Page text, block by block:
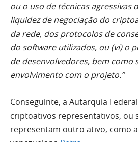
ou o uso de técnicas agressivas
liquidez de negociação do
da rede, dos protocolos de
do software utilizados, ou (vi) o
de desenvolvedores, bem como
envolvimento com o projeto.”
Conseguinte, a Autarquia
criptoativos representativos, ou
representam outro ativo, como